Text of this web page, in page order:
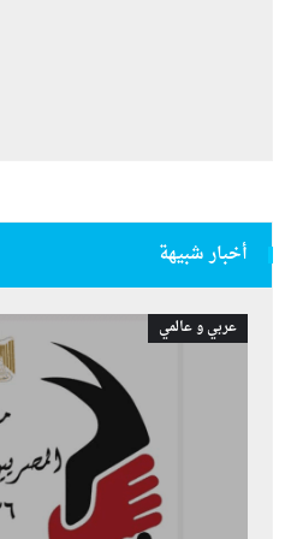
أخبار شبيهة
عربي و عالمي